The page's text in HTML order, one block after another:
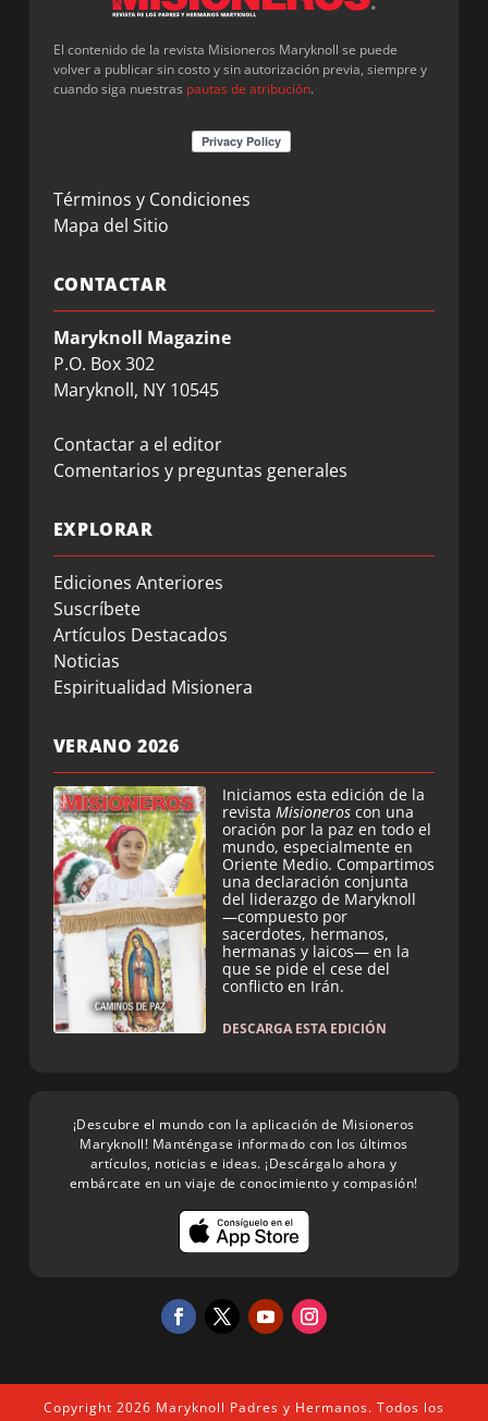
El contenido de la revista Misioneros Maryknoll se puede
volver a publicar sin costo y sin autorización previa, siempre y
cuando siga nuestras pautas de atribución.
Términos y Condiciones
Mapa del Sitio
CONTACTAR
Maryknoll Magazine
P.O. Box 302
Maryknoll, NY 10545
Contactar a el editor
Comentarios y preguntas generales
EXPLORAR
Ediciones Anteriores
Suscríbete
Artículos Destacados
Noticias
Espiritualidad Misionera
VERANO 2026
Iniciamos esta edición de la
revista Misioneros con una
oración por la paz en todo el
mundo, especialmente en
Oriente Medio. Compartimos
una declaración conjunta
del liderazgo de Maryknoll
—compuesto por
sacerdotes, hermanos,
hermanas y laicos— en la
que se pide el cese del
conflicto en Irán.
DESCARGA ESTA EDICIÓN
¡Descubre el mundo con la aplicación de Misioneros
Maryknoll! Manténgase informado con los últimos
artículos, noticias e ideas. ¡Descárgalo ahora y
embárcate en un viaje de conocimiento y compasión!
Copyright 2026 Maryknoll Padres y Hermanos. Todos los